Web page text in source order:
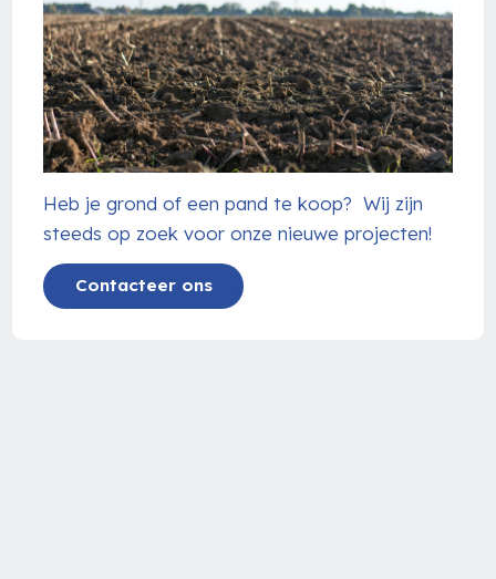
Heb je grond of een pand te koop? Wij zijn
steeds op zoek voor onze nieuwe projecten!
Contacteer ons